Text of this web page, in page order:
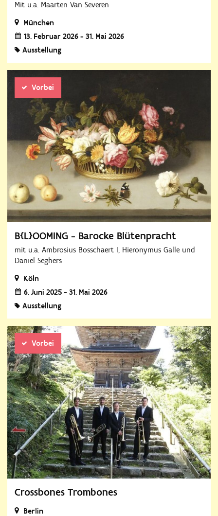
Mit u.a. Maarten Van Severen
München
13. Februar 2026 - 31. Mai 2026
Ausstellung
Vorbei
B{L}OOMING - Barocke Blütenpracht
mit u.a. Ambrosius Bosschaert I, Hieronymus Galle und
Daniel Seghers
Köln
6. Juni 2025 - 31. Mai 2026
Ausstellung
Vorbei
Crossbones Trombones
Berlin